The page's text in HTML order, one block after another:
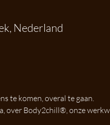
Nederland
te komen, overal te gaan.
over Body2chill®, onze